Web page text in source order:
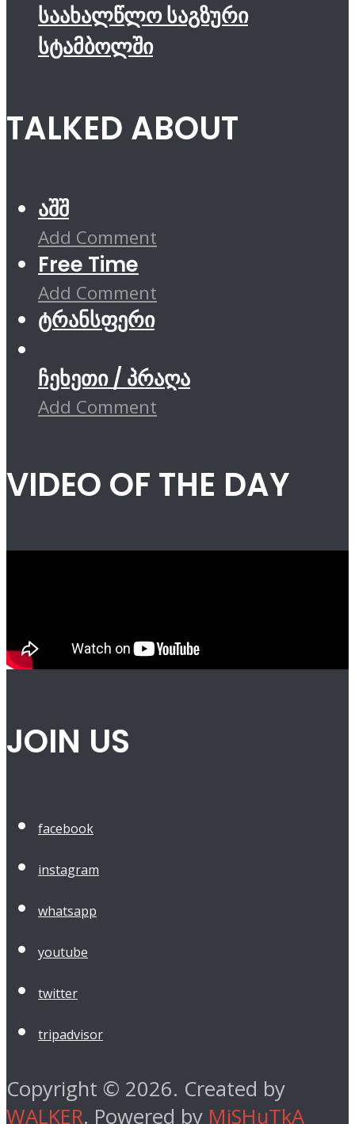
საახალწლო საგზური
სტამბოლში
TALKED ABOUT
აშშ
Add Comment
Free Time
Add Comment
ტრანსფერი
ჩეხეთი / პრაღა
Add Comment
VIDEO OF THE DAY
JOIN US
facebook
instagram
whatsapp
youtube
twitter
tripadvisor
Copyright © 2026. Created by
WALKER. Powered by MiSHuTkA